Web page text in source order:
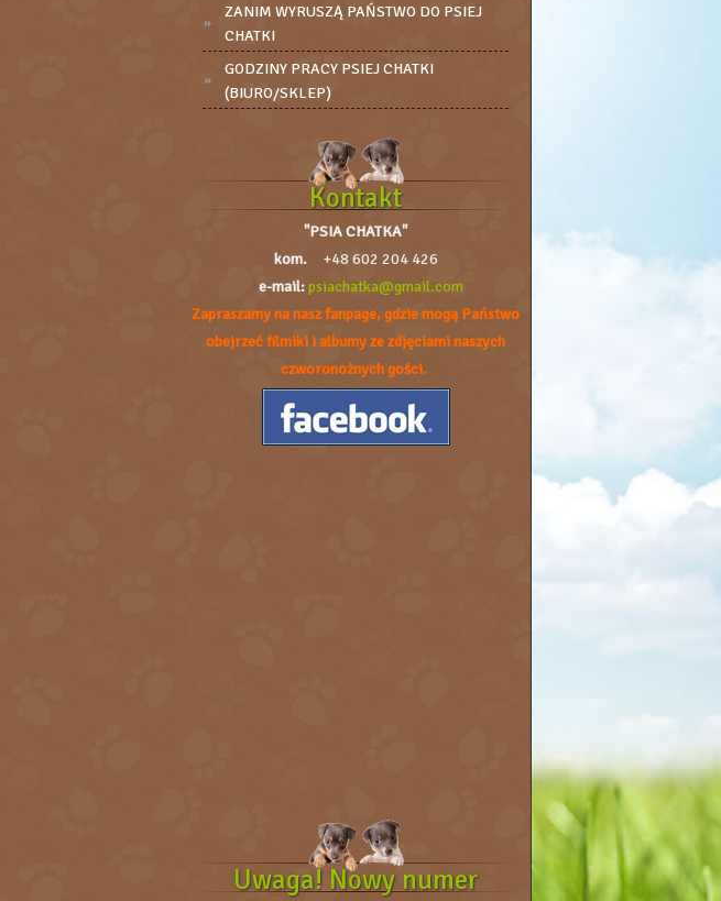
ZANIM WYRUSZĄ PAŃSTWO DO PSIEJ
CHATKI
GODZINY PRACY PSIEJ CHATKI
(BIURO/SKLEP)
Kontakt
"PSIA CHATKA"
kom.+48 602 204 426
e-mail: psiachatka@gmail.com
Zapraszamy na nasz fanpage, gdzie mogą Państwo
obejrzeć filmiki i albumy ze zdjęciami naszych
czworonożnych gości.
Uwaga! Nowy numer